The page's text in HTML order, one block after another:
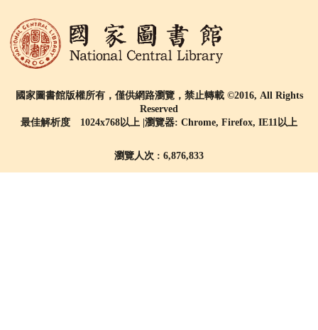
國家圖書館版權所有，僅供網路瀏覽，禁止轉載 ©2016, All Rights
Reserved
最佳解析度 1024x768以上 |瀏覽器: Chrome, Firefox, IE11以上
瀏覽人次 : 6,876,833